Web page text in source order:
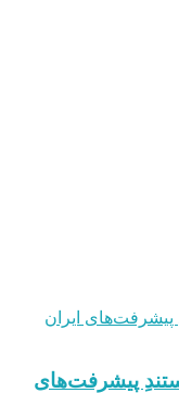
پیشرفت‌های